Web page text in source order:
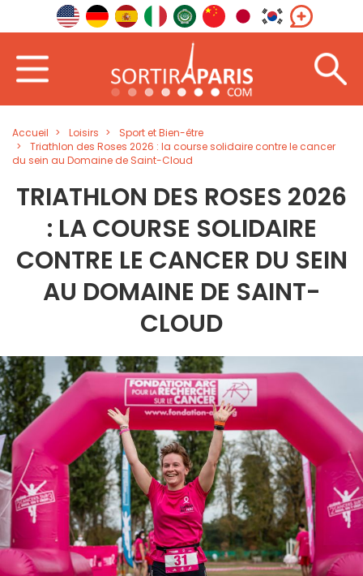
Accueil Loisirs
Sport et Bien-être
Triathlon des Roses 2026 : la course solidaire contre le cancer
du sein au Domaine de Saint-Cloud
TRIATHLON DES ROSES 2026
: LA COURSE SOLIDAIRE
CONTRE LE CANCER DU SEIN
AU DOMAINE DE SAINT-
CLOUD